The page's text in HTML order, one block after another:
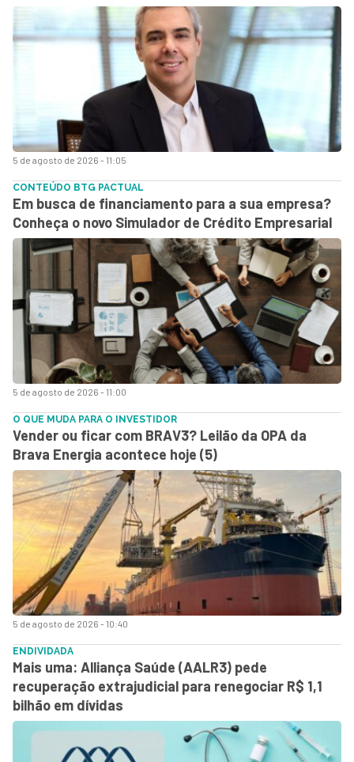
5 de agosto de 2026 - 11:05
5 de agosto de 2026 - 11:00
CONTEÚDO BTG PACTUAL
Em busca de financiamento para a sua empresa?
Conheça o novo Simulador de Crédito Empresarial
5 de agosto de 2026 - 10:40
O QUE MUDA PARA O INVESTIDOR
Vender ou ficar com BRAV3? Leilão da OPA da
Brava Energia acontece hoje (5)
ENDIVIDADA
Mais uma: Alliança Saúde (AALR3) pede
recuperação extrajudicial para renegociar R$ 1,1
bilhão em dívidas